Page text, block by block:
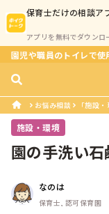
保育士だけの相談ア
アプリを無料でダウンロ
園児や職員のトイレで使
お悩み相談 「施設
施設・環境
園の手洗い
なのは
保育士, 認可保育園